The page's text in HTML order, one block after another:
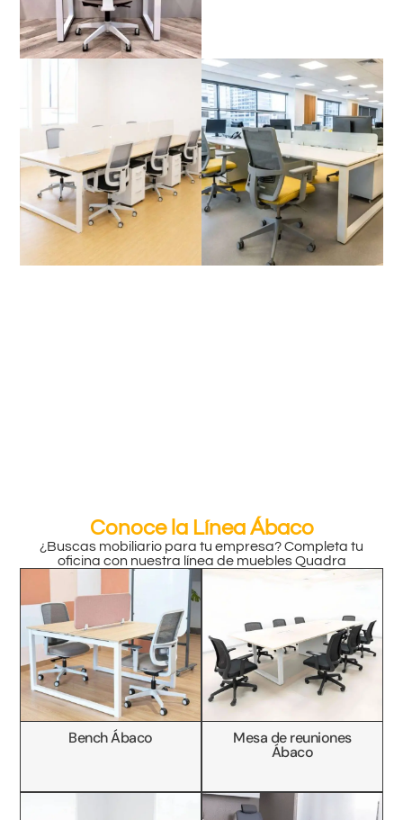
Conoce la Línea Ábaco
¿Buscas mobiliario para tu empresa? Completa tu
oficina con nuestra línea de muebles Quadra
Bench Ábaco Mesa de reuniones
Ábaco